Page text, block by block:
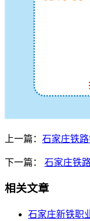
上一篇： 石家庄铁
下一篇： 石家庄铁
相关文章
石家庄新铁职